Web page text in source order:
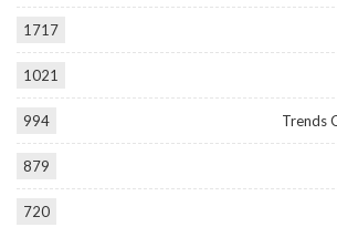
1717
1021
994
879
720